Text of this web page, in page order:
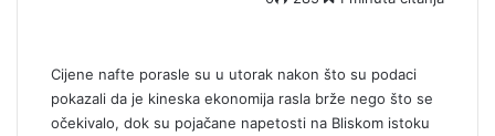
l
Cijene nafte porasle su u utorak nakon što su podaci
pokazali da je kineska ekonomija rasla brže nego što se
očekivalo, dok su pojačane napetosti na Bliskom istoku